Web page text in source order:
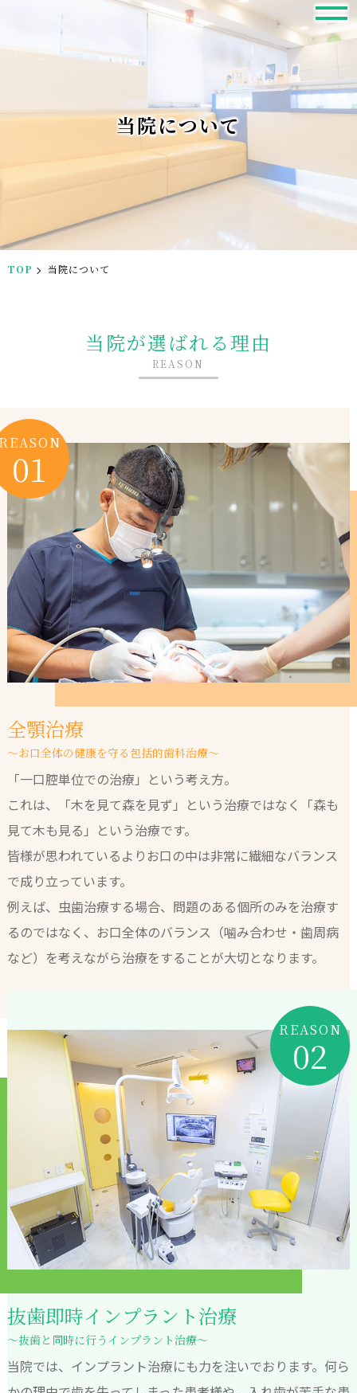
当院について
TOP 当院について
当院が選ばれる理由
REASON
01
全顎治療
～お口全体の健康を守る包括的歯科治療～
「一口腔単位での治療」という考え方。
これは、「木を見て森を見ず」という治療ではなく「森も
見て木も見る」という治療です。
皆様が思われているよりお口の中は非常に繊細なバランス
で成り立っています。
例えば、虫歯治療する場合、問題のある個所のみを治療す
るのではなく、お口全体のバランス（噛み合わせ・歯周病
など）を考えながら治療をすることが大切となります。
REASON
02
抜歯即時インプラント治療
～抜歯と同時に行うインプラント治療～
当院では、インプラント治療にも力を注いでおります。何ら